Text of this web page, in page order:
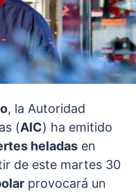
, la Autoridad
(AIC) ha emitido
heladas en
de este martes 30
provocará un